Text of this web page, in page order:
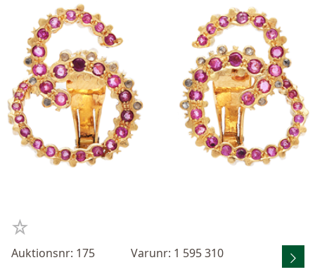
Auktionsnr: 175 Varunr: 1 595 310